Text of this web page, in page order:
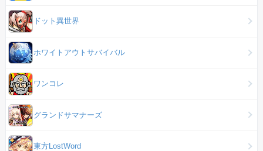
ドット異世界
ホワイトアウトサバイバル
ワンコレ
グランドサマナーズ
東方LostWord